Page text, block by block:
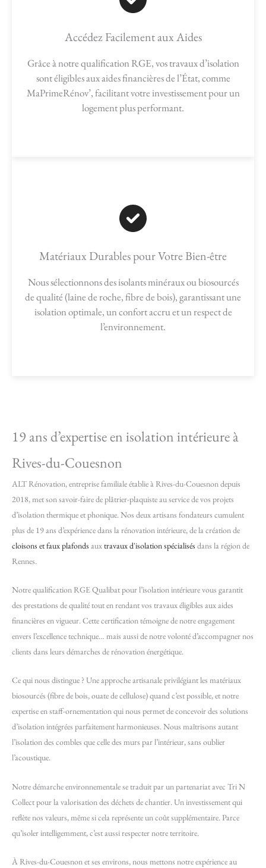
Accédez Facilement aux Aides
Grâce à notre qualification RGE, vos travaux d’isolation
sont éligibles aux aides financières de l’État, comme
MaPrimeRénov’, facilitant votre investissement pour un
logement plus performant.
Matériaux Durables pour Votre Bien-être
Nous sélectionnons des isolants minéraux ou biosourcés
de qualité (laine de roche, fibre de bois), garantissant une
isolation optimale, un confort accru et un respect de
l’environnement.
19 ans d’expertise en isolation intérieure à
Rives-du-Couesnon
ALT Rénovation, entreprise familiale établie à Rives-du-Couesnon depuis
2018, met son savoir-faire de plâtrier-plaquiste au service de vos projets
d’isolation thermique et phonique. Nos deux artisans fondateurs cumulent
plus de 19 ans d’expérience dans la rénovation intérieure, de la création de
cloisons et faux plafonds auxtravaux d'isolation spécialisés dans la région de
Rennes.
Notre qualification RGE Qualibat pour l’isolation intérieure vous garantit
des prestations de qualité tout en rendant vos travaux éligibles aux aides
financières en vigueur. Cette certification témoigne de notre engagement
envers l’excellence technique… mais aussi de notre volonté d’accompagner nos
clients dans leurs démarches de rénovation énergétique.
Ce qui nous distingue ? Une approche artisanale privilégiant les matériaux
biosourcés (fibre de bois, ouate de cellulose) quand c’est possible, et notre
expertise en staff-ornementation qui nous permet de concevoir des solutions
d’isolation intégrées parfaitement harmonieuses. Nous maîtrisons autant
l’isolation des combles que celle des murs par l’intérieur, sans oublier
l’acoustique.
Notre démarche environnementale se traduit par un partenariat avec Tri N
Collect pour la valorisation des déchets de chantier. Un investissement qui
reflète nos valeurs, même si cela représente un coût supplémentaire. Parce
qu’isoler intelligemment, c’est aussi respecter notre territoire.
À Rives-du-Couesnon et ses environs, nous mettons notre expérience au